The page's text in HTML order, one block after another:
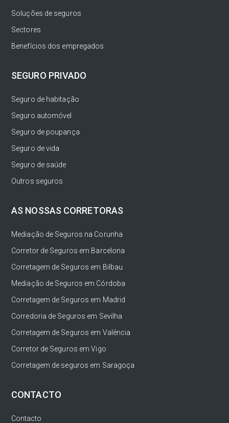
Soluções de seguros
Sectores
Benefícios dos empregados
SEGURO PRIVADO
Seguro de habitação
Seguro automóvel
Seguro de poupança
Seguro de vida
Seguro de saúde
Outros seguros
AS NOSSAS CORRETORAS
Mediação de Seguros na Corunha
Corretor de Seguros em Barcelona
Corretagem de Seguros em Bilbau
Mediação de Seguros em Córdoba
Corretagem de Seguros em Madrid
Corredoria de Seguros em Sevilha
Corretagem de Seguros em Valência
Corretor de Seguros em Vigo
Corretagem de seguros em Saragoça
CONTACTO
Contacto